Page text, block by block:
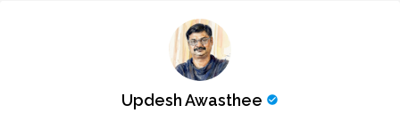
Updesh Awasthee